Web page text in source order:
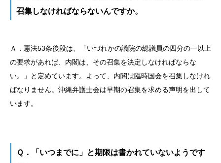
召集しなければならないんですか。
Ａ．憲法53条後段は、「いづれかの議院の総議員の四分の一以上
の要求があれば、内閣は、その召集を決定しなければならな
い。」と定めています。よって、内閣は臨時国会を召集しなけれ
ばなりません。沖縄弁護士会は早期の召集を求める声明を出して
います。
Ｑ．「いつまでに」と期限は書かれていないようです